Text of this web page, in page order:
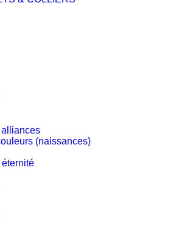
alliances
(naissances)